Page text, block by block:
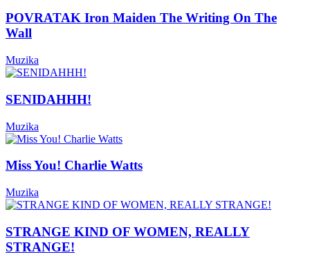
POVRATAK Iron Maiden The Writing On The
Wall
Muzika
SENIDAHHH!
Muzika
Miss You! Charlie Watts
Muzika
STRANGE KIND OF WOMEN, REALLY
STRANGE!